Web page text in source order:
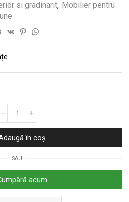
si gradinarit, Mobilier pentru
Piese
în coș
SAU
acum